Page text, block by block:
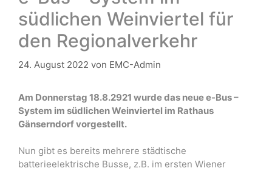
südlichen Weinviertel für
den Regionalverkehr
24. August 2022 von EMC-Admin
Am Donnerstag 18.8.2921 wurde das neue e-Bus –
System im südlichen Weinviertel im Rathaus
Gänserndorf vorgestellt.
Nun gibt es bereits mehrere städtische
batterieelektrische Busse, z.B. im ersten Wiener